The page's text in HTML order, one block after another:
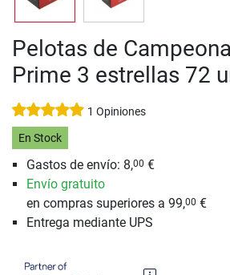
Pelotas de
Prime 3 estrellas 72
1 Opiniones
En Stock
Gastos de envío: 8,00 €
Envío gratuito
en compras superiores a 99,00 €
Entrega mediante UPS